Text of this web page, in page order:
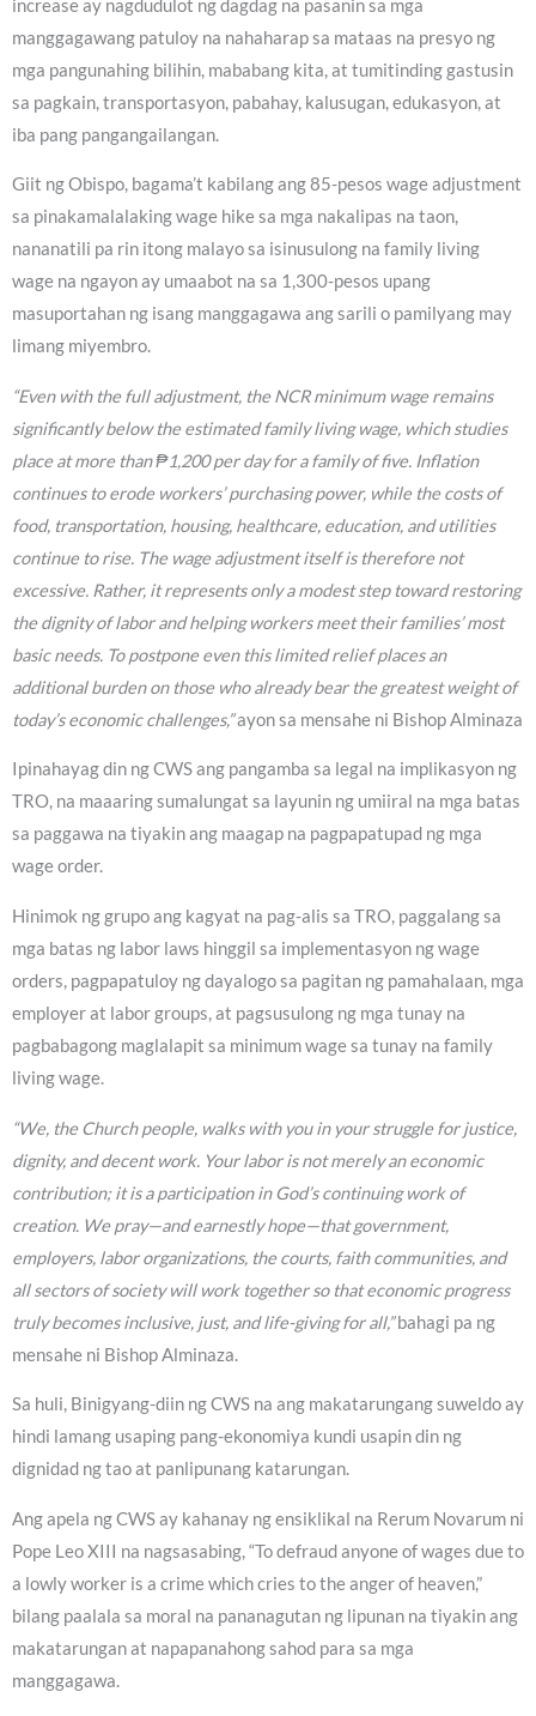
increase ay nagdudulot ng dagdag na pasanin sa mga
manggagawang patuloy na nahaharap sa mataas na presyo ng
mga pangunahing bilihin, mababang kita, at tumitinding gastusin
sa pagkain, transportasyon, pabahay, kalusugan, edukasyon, at
iba pang pangangailangan.
Giit ng Obispo, bagama’t kabilang ang 85-pesos wage adjustment
sa pinakamalalaking wage hike sa mga nakalipas na taon,
nananatili pa rin itong malayo sa isinusulong na family living
wage na ngayon ay umaabot na sa 1,300-pesos upang
masuportahan ng isang manggagawa ang sarili o pamilyang may
limang miyembro.
“Even with the full adjustment, the NCR minimum wage remains
significantly below the estimated family living wage, which studies
place at more than ₱1,200 per day for a family of five. Inflation
continues to erode workers’ purchasing power, while the costs of
food, transportation, housing, healthcare, education, and utilities
continue to rise. The wage adjustment itself is therefore not
excessive. Rather, it represents only a modest step toward restoring
the dignity of labor and helping workers meet their families’ most
basic needs. To postpone even this limited relief places an
additional burden on those who already bear the greatest weight of
today’s economic challenges,”ayon sa mensahe ni Bishop Alminaza
Ipinahayag din ng CWS ang pangamba sa legal na implikasyon ng
TRO, na maaaring sumalungat sa layunin ng umiiral na mga batas
sa paggawa na tiyakin ang maagap na pagpapatupad ng mga
wage order.
Hinimok ng grupo ang kagyat na pag-alis sa TRO, paggalang sa
mga batas ng labor laws hinggil sa implementasyon ng wage
orders, pagpapatuloy ng dayalogo sa pagitan ng pamahalaan, mga
employer at labor groups, at pagsusulong ng mga tunay na
pagbabagong maglalapit sa minimum wage sa tunay na family
living wage.
“We, the Church people, walks with you in your struggle for justice,
dignity, and decent work. Your labor is not merely an economic
contribution; it is a participation in God’s continuing work of
creation. We pray—and earnestly hope—that government,
employers, labor organizations, the courts, faith communities, and
all sectors of society will work together so that economic progress
truly becomes inclusive, just, and life-giving for all,”bahagi pa ng
mensahe ni Bishop Alminaza.
Sa huli, Binigyang-diin ng CWS na ang makatarungang suweldo ay
hindi lamang usaping pang-ekonomiya kundi usapin din ng
dignidad ng tao at panlipunang katarungan.
Ang apela ng CWS ay kahanay ng ensiklikal na Rerum Novarum ni
Pope Leo XIII na nagsasabing, “To defraud anyone of wages due to
a lowly worker is a crime which cries to the anger of heaven,”
bilang paalala sa moral na pananagutan ng lipunan na tiyakin ang
makatarungan at napapanahong sahod para sa mga
manggagawa.